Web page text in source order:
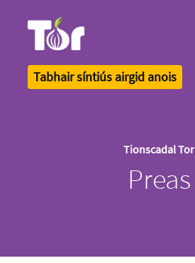
Tabhair síntiús airgid anois
Tionscadal Tor
Preas